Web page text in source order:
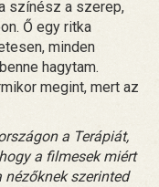
színész a szerep,
Ő egy ritka
minden
hagytam.
megint, mert az
a Terápiát,
a filmesek miért
szerinted